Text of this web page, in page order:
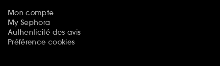
Mon compte
My Sephora
Authenticité des avis
Préférence cookies